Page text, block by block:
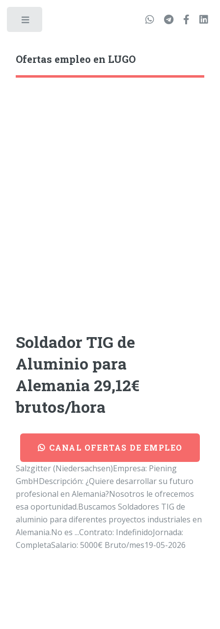
Ofertas empleo en LUGO
Soldador TIG de
Aluminio para
Alemania 29,12€
brutos/hora
CANAL OFERTAS DE EMPLEO
Salzgitter (Niedersachsen)Empresa: Piening
GmbHDescripción: ¿Quiere desarrollar su futuro
profesional en Alemania?Nosotros le ofrecemos
esa oportunidad.Buscamos Soldadores TIG de
aluminio para diferentes proyectos industriales en
Alemania.No es ...Contrato: IndefinidoJornada:
CompletaSalario: 5000€ Bruto/mes19-05-2026